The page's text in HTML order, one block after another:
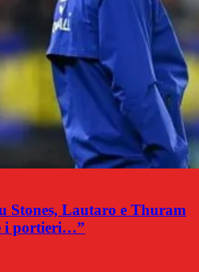
Stones, Lautaro e Thuram
i portieri…”